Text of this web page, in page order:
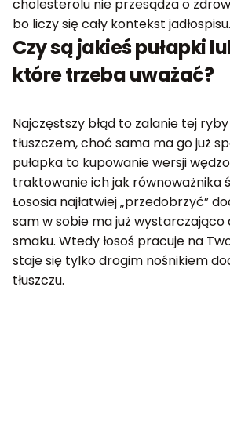
cholesterolu nie przesądza o
bo liczy się cały kontekst jadłospisu.
Czy są jakieś pułapki
które trzeba uważać?
Najczęstszy błąd to zalanie tej
tłuszczem, choć sama ma go już
pułapka to kupowanie wersji
traktowanie ich jak równoważnika
Łososia najłatwiej „przedobrzyć”
sam w sobie ma już wystarczająco
smaku. Wtedy łosoś pracuje na
staje się tylko drogim nośnikiem
tłuszczu.